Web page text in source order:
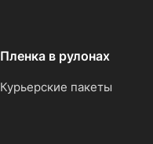
Пленка в рулонах
Курьерские пакеты